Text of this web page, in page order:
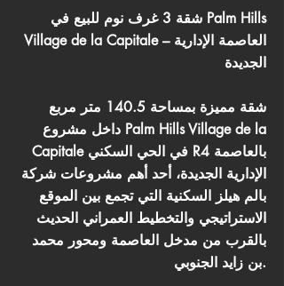
شقة 3 غرف نوم للبيع في Palm Hills
Village de la Capitale – العاصمة الإدارية
الجديدة
شقة مميزة بمساحة 140.5 متر مربع
داخل مشروع Palm Hills Village de la
Capitale في الحي السكني R4 بالعاصمة
الإدارية الجديدة، أحد أهم مشروعات شركة
بالم هيلز السكنية التي تجمع بين الموقع
الاستراتيجي والتخطيط العمراني الحديث
بالقرب من مدخل العاصمة ومحور محمد
بن زايد الجنوبي.